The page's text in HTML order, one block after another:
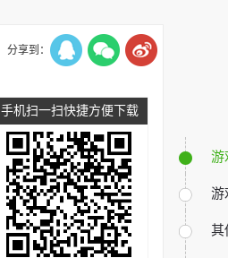
分享到：
手机扫一扫快捷方便下载
游
游
其